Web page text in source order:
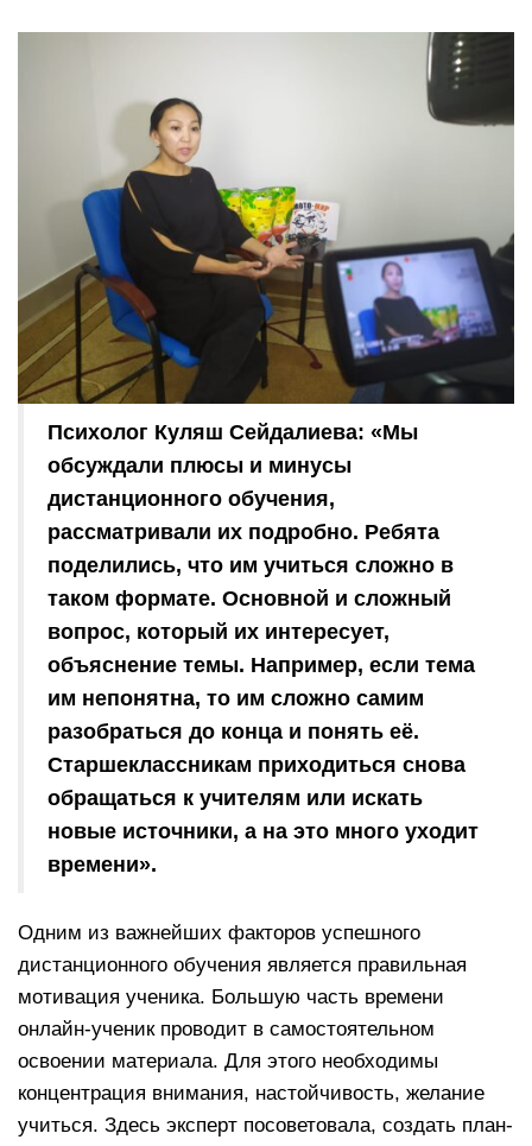
Психолог Куляш Сейдалиева: «Мы
обсуждали плюсы и минусы
дистанционного обучения,
рассматривали их подробно. Ребята
поделились, что им учиться сложно в
таком формате. Основной и сложный
вопрос, который их интересует,
объяснение темы. Например, если тема
им непонятна, то им сложно самим
разобраться до конца и понять её.
Старшеклассникам приходиться снова
обращаться к учителям или искать
новые источники, а на это много уходит
времени».
Одним из важнейших факторов успешного
дистанционного обучения является правильная
мотивация ученика. Большую часть времени
онлайн-ученик проводит в самостоятельном
освоении материала. Для этого необходимы
концентрация внимания, настойчивость, желание
учиться. Здесь эксперт посоветовала, создать план-